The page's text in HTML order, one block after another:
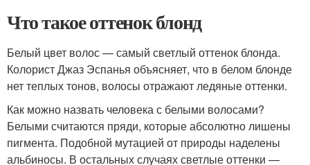
Что такое оттенок блонд
Белый цвет волос — самый светлый оттенок блонда.
Колорист Джаз Эспанья объясняет, что в белом блонде
нет теплых тонов, волосы отражают ледяные оттенки.
Как можно назвать человека с белыми волосами?
Белыми считаются пряди, которые абсолютно лишены
пигмента. Подобной мутацией от природы наделены
альбиносы. В остальных случаях светлые оттенки —